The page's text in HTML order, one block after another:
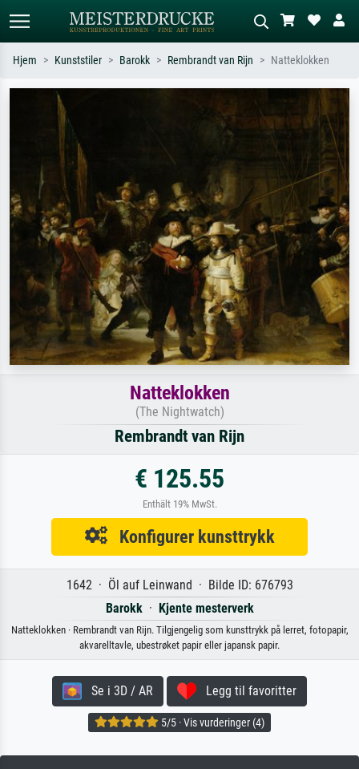
Standardsøk KI-bildesøk
Søk etter kunstner, tittel eller stil – for
impresjonisme, Hokusai-bølgen, akt.
Beskriv scenen – for eksempel grønn
eng, abstrakt med mye rødt, mørkt
oljemaleri, stående akt ved et tre.
Hjem Kunststiler Barokk Rembrandt van Rijn Natteklokken
Natteklokken
(The Nightwatch)
Rembrandt van Rijn
€ 125.55
Enthält 19% MwSt.
Konfigurer kunsttrykk
1642 · Öl auf Leinwand · Bilde ID: 676793
Barokk· Kjente mesterverk
Natteklokken · Rembrandt van Rijn. Tilgjengelig som kunsttrykk på lerret, fotopapir,
akvarelltavle, ubestrøket papir eller japansk papir.
Se i 3D / AR Legg til favoritter
5/5 · Vis vurderinger (4)